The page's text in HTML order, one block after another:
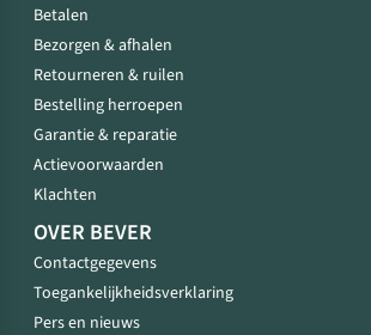
Betalen
Bezorgen & afhalen
Retourneren & ruilen
Bestelling herroepen
Garantie & reparatie
Actievoorwaarden
Klachten
OVER BEVER
Contactgegevens
Toegankelijkheidsverklaring
Pers en nieuws